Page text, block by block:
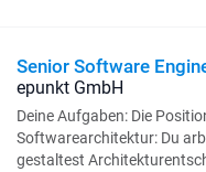
Senior Software
epunkt GmbH
Deine Aufgaben: Die
Softwarearchitektur: Du
gestaltest